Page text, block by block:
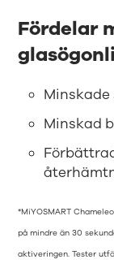
Fördelar
Minskad
*MiYOSMART
på mindre än 30
aktiveringen. Tester